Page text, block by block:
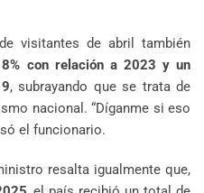
visitantes de abril también
con relación a 2023 y un
, subrayando que se trata de
nacional. “Díganme si eso
el funcionario.
resalta igualmente que,